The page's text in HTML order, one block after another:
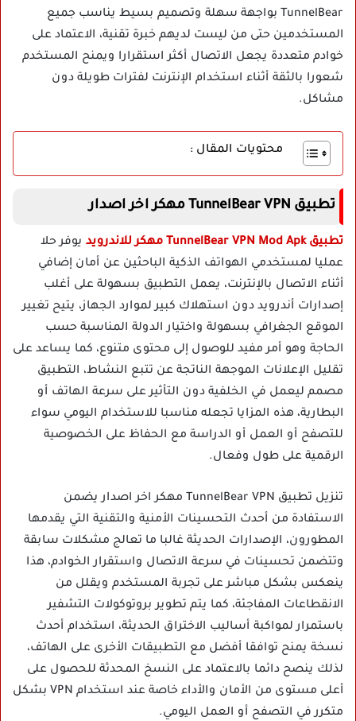
TunnelBear بواجهة سهلة وتصميم بسيط يناسب جميع
المستخدمين حتى من ليست لديهم خبرة تقنية، الاعتماد على
خوادم متعددة يجعل الاتصال أكثر استقرارا ويمنح المستخدم
شعورا بالثقة أثناء استخدام الإنترنت لفترات طويلة دون
مشاكل.
محتويات المقال :
تطبيق TunnelBear VPN مهكر اخر اصدار
تطبيق TunnelBear VPN Mod Apk مهكر للاندرويد
يوفر حلا
عمليا لمستخدمي الهواتف الذكية الباحثين عن أمان إضافي
أثناء الاتصال بالإنترنت، يعمل التطبيق بسهولة على أغلب
إصدارات أندرويد دون استهلاك كبير لموارد الجهاز، يتيح تغيير
الموقع الجغرافي بسهولة واختيار الدولة المناسبة حسب
الحاجة وهو أمر مفيد للوصول إلى محتوى متنوع، كما يساعد على
تقليل الإعلانات الموجهة الناتجة عن تتبع النشاط، التطبيق
مصمم ليعمل في الخلفية دون التأثير على سرعة الهاتف أو
البطارية، هذه المزايا تجعله مناسبا للاستخدام اليومي سواء
للتصفح أو العمل أو الدراسة مع الحفاظ على الخصوصية
الرقمية على طول وفعال.
تنزيل تطبيق TunnelBear VPN مهكر اخر اصدار يضمن
الاستفادة من أحدث التحسينات الأمنية والتقنية التي يقدمها
المطورون، الإصدارات الحديثة غالبا ما تعالج مشكلات سابقة
وتتضمن تحسينات في سرعة الاتصال واستقرار الخوادم، هذا
ينعكس بشكل مباشر على تجربة المستخدم ويقلل من
الانقطاعات المفاجئة، كما يتم تطوير بروتوكولات التشفير
باستمرار لمواكبة أساليب الاختراق الحديثة، استخدام أحدث
نسخة يمنح توافقا أفضل مع التطبيقات الأخرى على الهاتف،
لذلك ينصح دائما بالاعتماد على النسخ المحدثة للحصول على
أعلى مستوى من الأمان والأداء خاصة عند استخدام VPN بشكل
متكرر في التصفح أو العمل اليومي.